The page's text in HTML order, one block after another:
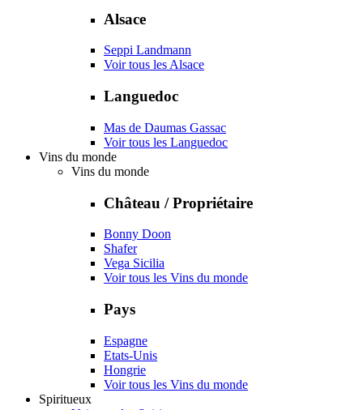
Alsace
Seppi Landmann
Voir tous les Alsace
Languedoc
Mas de Daumas Gassac
Voir tous les Languedoc
Vins du monde
Vins du monde
Château / Propriétaire
Bonny Doon
Shafer
Vega Sicilia
Voir tous les Vins du monde
Pays
Espagne
Etats-Unis
Hongrie
Voir tous les Vins du monde
Spiritueux